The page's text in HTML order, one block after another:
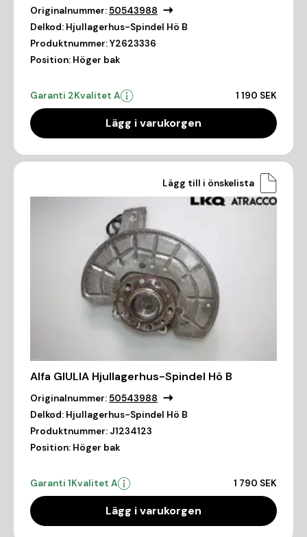
Originalnummer:50543988
Delkod: Hjullagerhus-Spindel Hö B
Produktnummer:Y2623336
Position: Höger bak
Garanti 2Kvalitet A 1 190 SEK
Lägg i varukorgen
Lägg till i önskelista
Alfa GIULIA Hjullagerhus-Spindel Hö B
Originalnummer:50543988
Delkod: Hjullagerhus-Spindel Hö B
Produktnummer: J1234123
Position: Höger bak
Garanti 1Kvalitet A 1 790 SEK
Lägg i varukorgen